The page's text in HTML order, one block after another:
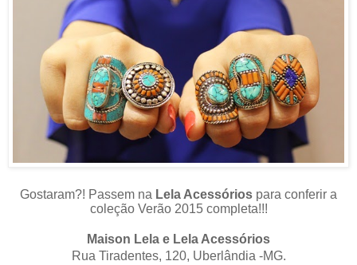
Gostaram?! Passem na Lela Acessórios para conferir a
coleção Verão 2015 completa!!!
Maison Lela e Lela Acessórios
Rua Tiradentes, 120, Uberlândia -MG.